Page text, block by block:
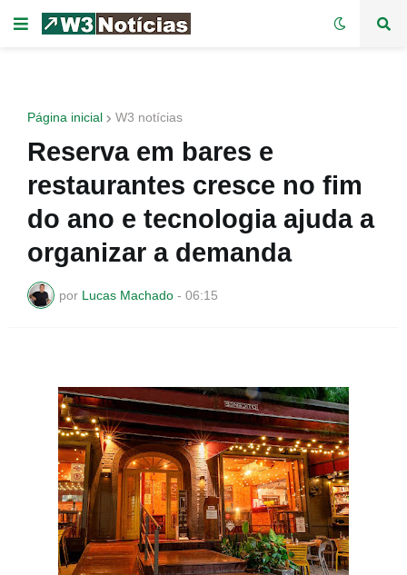
Página inicial W3 notícias
Reserva em bares e
restaurantes cresce no fim
do ano e tecnologia ajuda a
organizar a demanda
por Lucas Machado - 06:15